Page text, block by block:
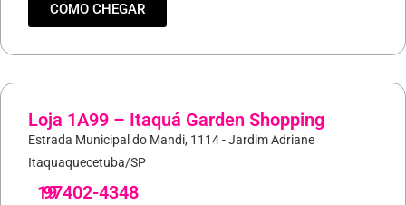
COMO CHEGAR
Loja 1A99 – Itaquá Garden Shopping
Estrada Municipal do Mandi, 1114 - Jardim Adriane
Itaquaquecetuba/SP
19
97402-4348